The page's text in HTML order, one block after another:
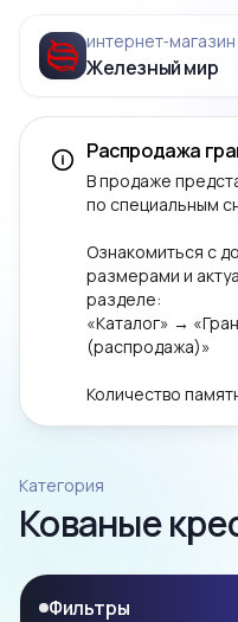
интернет‑магазин
Железный мир
Распродажа
В продаже
по специальным
Ознакомиться с
размерами и
разделе:
«Каталог» →
(распродажа)»
Количество
Категория
Кованые
Фильтры